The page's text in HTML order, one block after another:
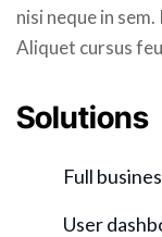
nisi neque in
Aliquet cursus
Solutions
Full
User